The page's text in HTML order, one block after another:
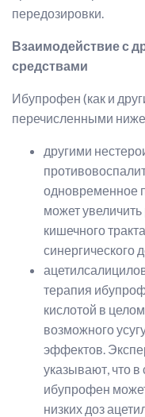
передозировки.
Взаимодействие с
средствами
Ибупрофен (как и
перечисленными
другими
одновременное
может
кишечного
синергического
терапия
кислотой в
возможного
эффектов.
указывают, что в
ибупрофен
низких доз